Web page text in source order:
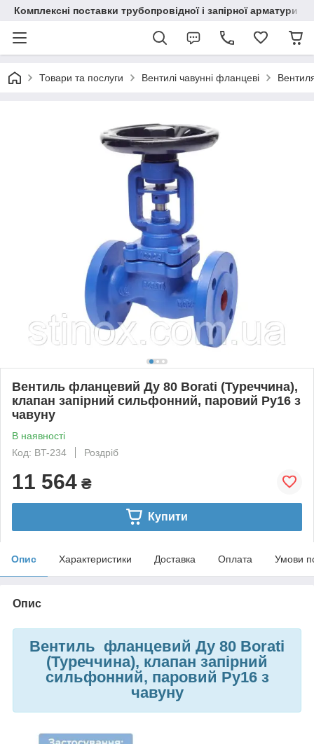
Комплексні поставки трубопровідної і запірної арматури
Товари та послуги Вентилі чавунні фланцеві
Вентиль фланцевий Ду 80 Borati (Туреччина),
клапан запірний сильфонний, паровий Ру16 з
чавуну
В наявності
Код: BT-234
Роздріб
11 564 ₴
Купити
Опис Характеристики Доставка Оплата Умови
Опис
Вентиль фланцевий Ду 80 Borati
(Туреччина), клапан запірний
сильфонний, паровий Ру16 з
чавуну